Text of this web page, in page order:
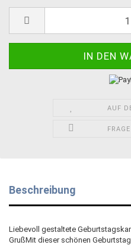
AUF
Beschreibung
Liebevoll gestaltete
GrußMit dieser schönen